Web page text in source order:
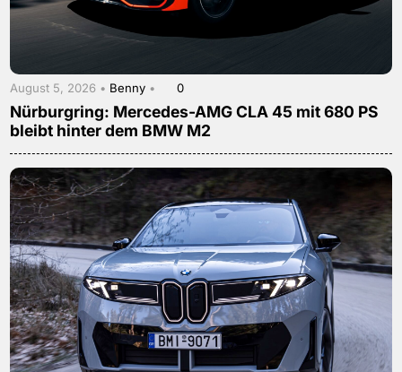
August 5, 2026 • Benny • 0
Nürburgring: Mercedes-AMG CLA 45 mit 680 PS
bleibt hinter dem BMW M2